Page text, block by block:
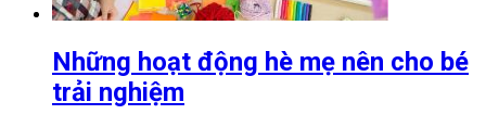
Những hoạt động hè mẹ nên cho bé
trải nghiệm